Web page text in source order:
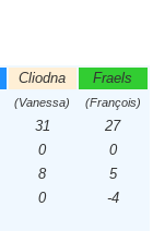
Cliodna Fraels
(Vanessa) (François)
31
27
0
0
8
5
0
-4